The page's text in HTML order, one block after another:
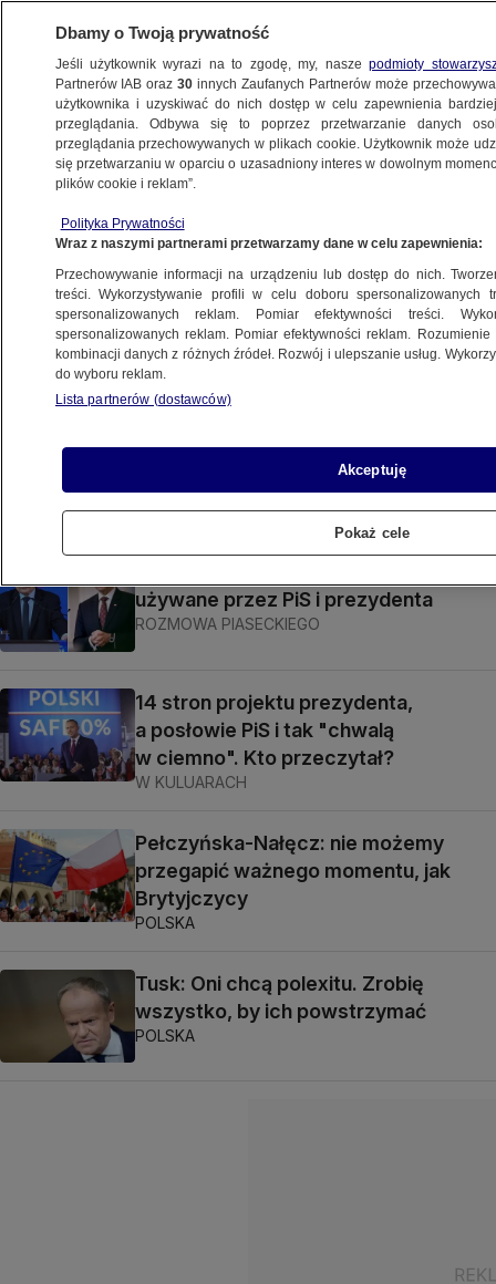
POLSKA PRZYSTĄPIŁA DO SAFE
JAKO PIERWSZY KRAJ W UE
NAJNOWSZE INFORMACJE
Żurek: to, że była taka tradycja,
nie oznacza, że trzeba ją
kontynuować
POLSKA
"Pachnie polexitem"? Politolożka: PiS
woli być poza systemem
POLSKA
używane przez PiS i prezydenta
ROZMOWA PIASECKIEGO
14 stron projektu prezydenta,
a posłowie PiS i tak "chwalą
w ciemno". Kto przeczytał?
W KULUARACH
Pełczyńska-Nałęcz: nie możemy
przegapić ważnego momentu, jak
Brytyjczycy
POLSKA
Tusk: Oni chcą polexitu. Zrobię
wszystko, by ich powstrzymać
POLSKA
Dbamy o Twoją prywatność
Jeśli użytkownik wyrazi na to zgodę, my, naszepodmioty
Partnerów IAB oraz30 innych Zaufanych Partnerów może
użytkownika i uzyskiwać do nich dostęp w celu zapewnienia
przeglądania. Odbywa się to poprzez przetwarzanie danych
przeglądania przechowywanych w plikach cookie. Użytkownik może
się przetwarzaniu w oparciu o uzasadniony interes w dowolnym
plików cookie i reklam”.
Polityka Prywatności
Wraz z naszymi partnerami przetwarzamy dane w celu zapewnienia:
Przechowywanie informacji na urządzeniu lub dostęp do nich.
treści. Wykorzystywanie profili w celu doboru spersonalizowanych
spersonalizowanych reklam. Pomiar efektywności treści.
spersonalizowanych reklam. Pomiar efektywności reklam.
kombinacji danych z różnych źródeł. Rozwój i ulepszanie usług.
do wyboru reklam.
Lista partnerów (dostawców)
Akceptuję
Pokaż cele